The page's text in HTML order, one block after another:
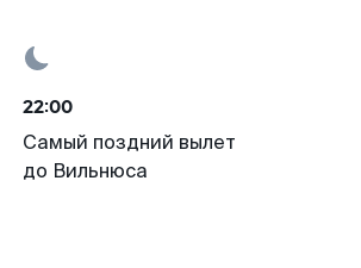
22:00
Самый поздний вылет
до Вильнюса